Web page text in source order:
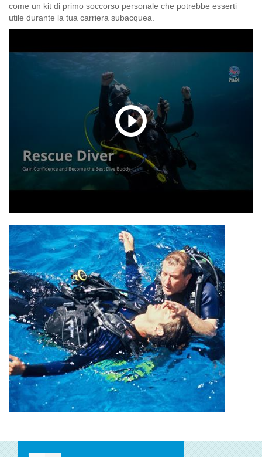
come un kit di primo soccorso personale che potrebbe esserti
utile durante la tua carriera subacquea.